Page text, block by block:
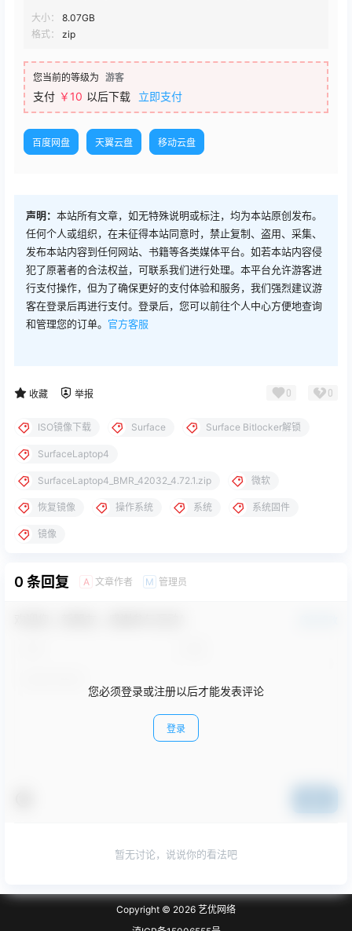
大小：
8.07GB
格式：
zip
您当前的等级为 游客
支付 ￥10 以后下载 立即支付
百度网盘 天翼云盘 移动云盘
声明： 本站所有文章，如无特殊说明或标注，均为本站原创发布。
任何个人或组织，在未征得本站同意时，禁止复制、盗用、采集、
发布本站内容到任何网站、书籍等各类媒体平台。如若本站内容侵
犯了原著者的合法权益，可联系我们进行处理。本平台允许游客进
行支付操作，但为了确保更好的支付体验和服务，我们强烈建议游
客在登录后再进行支付。登录后，您可以前往个人中心方便地查询
和管理您的订单。 官方客服
收藏 举报 0 0
ISO镜像下载 Surface Surface Bitlocker解锁
SurfaceLaptop4
SurfaceLaptop4_BMR_42032_4.72.1.zip 微软
恢复镜像 操作系统 系统 系统固件
镜像
0 条回复 A 文章作者 M 管理员
您必须登录或注册以后才能发表评论
登录
暂无讨论，说说你的看法吧
Copyright © 2026 艺优网络